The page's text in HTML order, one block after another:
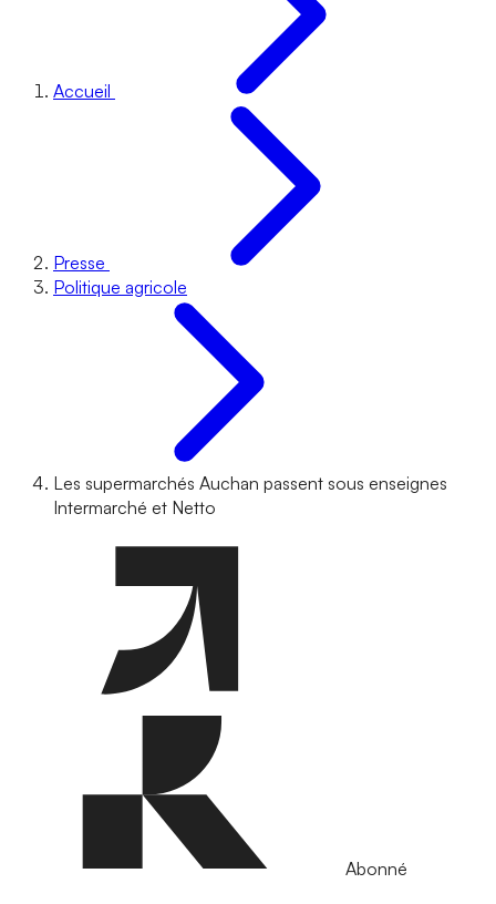
Accueil
Presse
Politique agricole
Les supermarchés Auchan passent sous enseignes
Intermarché et Netto
Abonné